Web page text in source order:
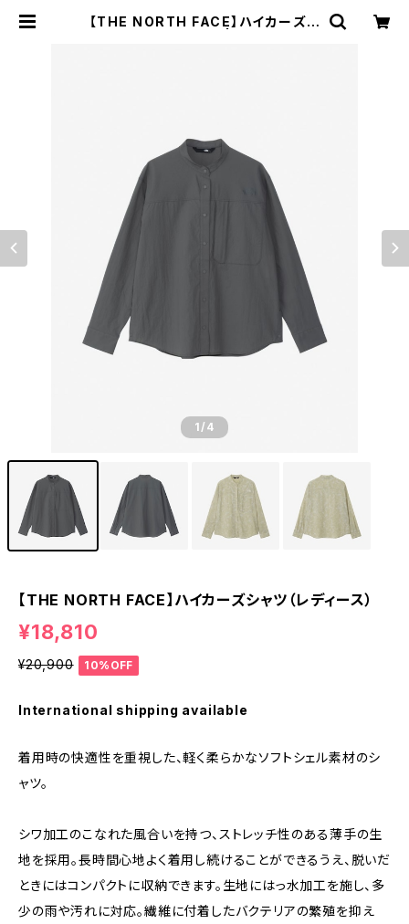
【THE NORTH FACE】ハイカーズシ
1/4
【THE NORTH FACE】ハイカーズシャツ（レディース）
¥18,810
¥20,900 10%OFF
International shipping available
着用時の快適性を重視した、軽く柔らかなソフトシェル素材のシ
ャツ。
シワ加工のこなれた風合いを持つ、ストレッチ性のある薄手の生
地を採用。長時間心地よく着用し続けることができるうえ、脱いだ
ときにはコンパクトに収納できます。生地にはっ水加工を施し、多
少の雨や汚れに対応。繊維に付着したバクテリアの繁殖を抑え